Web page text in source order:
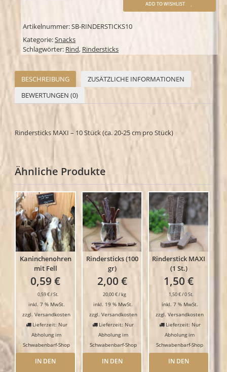
ADD TO WISHLIST
Artikelnummer:SB-RINDERSTICKS10
Kategorie:Snacks
Schlagwörter: Rind, Rindersticks
BESCHREIBUNG
ZUSÄTZLICHE INFORMATIONEN
BEWERTUNGEN (0)
Rindersticks MAXI – 10 Stück (ca. 20-25 cm pro Stück)
Ähnliche Produkte
Kaninchenohren
mit Fell
0,59€
0,59€/St.
inkl. 7 % MwSt.
zzgl.Versandkosten
Lieferzeit: Nur
Abholung im
Schwabenbarf-Shop
IN DEN
Rindersticks (100
gr)
2,00 €
20,00€/kg
inkl. 19 % MwSt.
zzgl. Versandkosten
Lieferzeit: Nur
Abholung im
Schwabenbarf-Shop
IN DEN
Rinderstick MAXI
(1 St.)
1,50€
1,50€/0St.
inkl. 7 % MwSt.
zzgl.Versandkosten
Lieferzeit: Nur
Abholung im
Schwabenbarf-Shop
IN DEN